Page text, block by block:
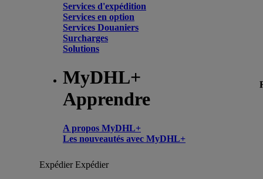
Services d'expédition
Services en option
Services Douaniers
Surcharges
Solutions
MyDHL+
Apprendre
A propos MyDHL+
Les nouveautés avec MyDHL+
ExpédierExpédier